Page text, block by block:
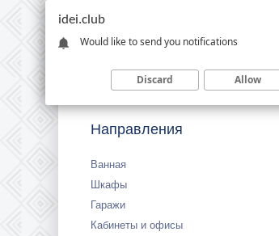
Idei
Направления
Ванная
Шкафы
Гаражи
Кабинеты и офисы
idei.club
Would like to send you notifications
Discard Allow